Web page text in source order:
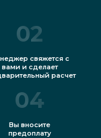
02
свяжется с
вами и сделает
расчет
04
Вы вносите
предоплату